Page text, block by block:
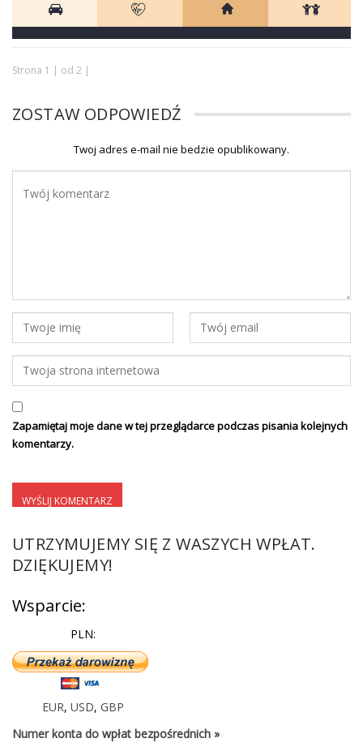
Strona 1 | od 2 |
ZOSTAW ODPOWIEDŹ
Twoj adres e-mail nie bedzie opublikowany.
Zapamiętaj moje dane w tej przeglądarce podczas pisania kolejnych
komentarzy.
UTRZYMUJEMY SIĘ Z WASZYCH WPŁAT.
DZIĘKUJEMY!
Wsparcie:
PLN:
EUR, USD, GBP
Numer konta do wpłat bezpośrednich »